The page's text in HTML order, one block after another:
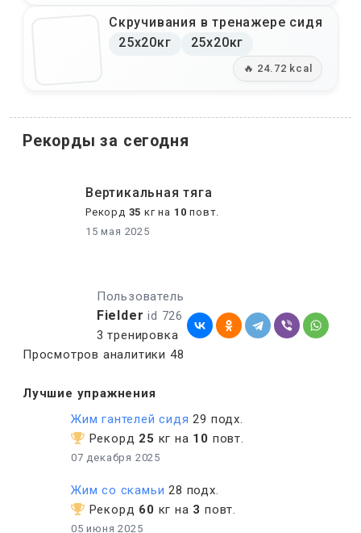
Пользователь
Fielder id 726
3 тренировка
Просмотров аналитики 48
Лучшие упражнения
Жим гантелей сидя 29 подх.
Рекорд 25 кг на 10 повт.
07 декабря 2025
Жим со скамьи 28 подх.
Рекорд 60 кг на 3 повт.
05 июня 2025
Скручивания в тренажере сидя
25x20кг
25x20кг
🔥 24.72 kcal
Рекорды за сегодня
Вертикальная тяга
Рекорд 35 кг на 10повт.
15 мая 2025